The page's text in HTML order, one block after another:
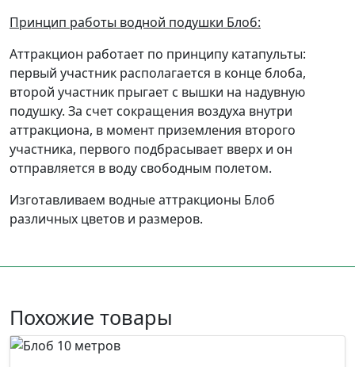
Принцип работы водной подушки Блоб:
Аттракцион работает по принципу катапульты:
первый участник располагается в конце блоба,
второй участник прыгает с вышки на надувную
подушку. За счет сокращения воздуха внутри
аттракциона, в момент приземления второго
участника, первого подбрасывает вверх и он
отправляется в воду свободным полетом.
Изготавливаем водные аттракционы Блоб
различных цветов и размеров.
Похожие товары